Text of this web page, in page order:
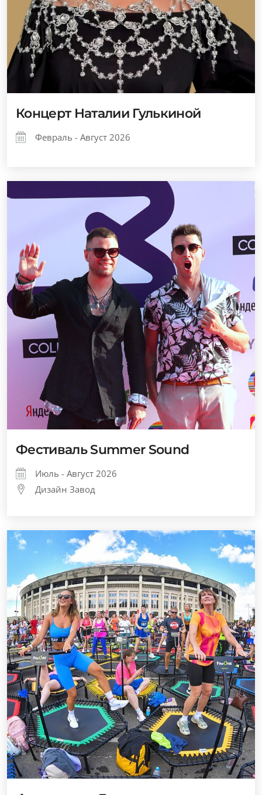
Концерт Наталии Гулькиной
Февраль - Август 2026
Фестиваль Summer Sound
Июль - Август 2026
Дизайн Завод